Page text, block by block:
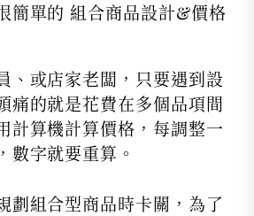
簡單的 組合商品設計&價格
、或店家老闆，只要遇到設
痛的就是花費在多個品項間
計算機計算價格，每調整一
數字就要重算。
劃組合型商品時卡關，為了